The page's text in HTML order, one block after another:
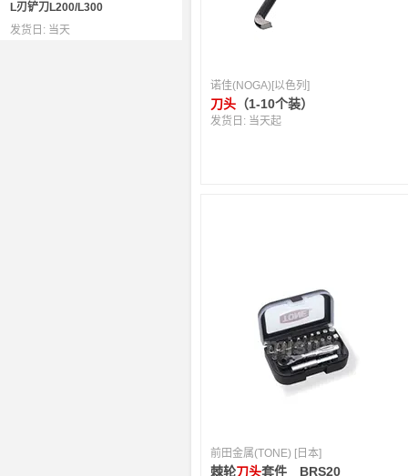
L刃铲刀L200/L300
发货日: 当天
诺佳(NOGA)[以色列]
刀头 （1-10个装）
发货日: 当天起
前田金属(TONE) [日本]
棘轮刀头套件 BRS20